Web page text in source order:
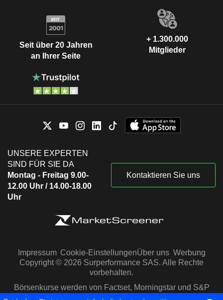
Seit über 20 Jahren
an Ihrer Seite
+ 1.300.000
Mitglieder
UNSERE EXPERTEN
SIND FÜR SIE DA
Montag - Freitag 9.00-
12.00 Uhr / 14.00-18.00
Uhr
Kontaktieren Sie uns
Impressum Cookie-EinstellungenÜber uns Werbung
Copyright © 2026 Surperformance SAS. Alle Rechte
vorbehalten.
Börsenkurse werden von Factset, Morningstar und S&P
Capital IQ zur Verfügung gestellt